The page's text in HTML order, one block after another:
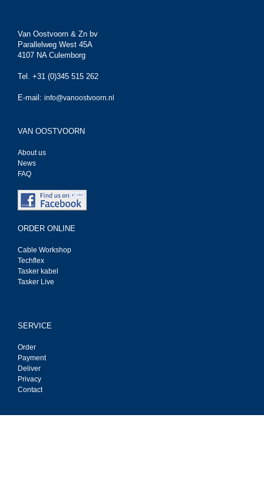
Van Oostvoorn & Zn bv
Parallelweg West 45A
4107 NA Culemborg
Tel. +31 (0)345 515 262
E-mail: info@vanoostvoorn.nl
VAN OOSTVOORN
About us
News
FAQ
ORDER ONLINE
Cable Workshop
Techflex
Tasker kabel
Tasker Live
SERVICE
Order
Payment
Deliver
Privacy
Contact